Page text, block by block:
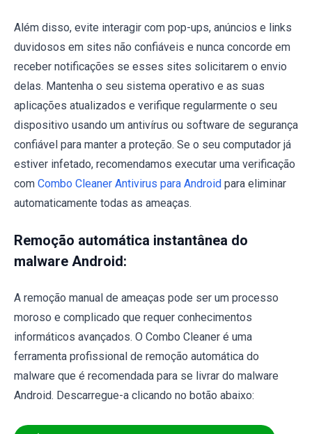
Além disso, evite interagir com pop-ups, anúncios e links
duvidosos em sites não confiáveis e nunca concorde em
receber notificações se esses sites solicitarem o envio
delas. Mantenha o seu sistema operativo e as suas
aplicações atualizados e verifique regularmente o seu
dispositivo usando um antivírus ou software de segurança
confiável para manter a proteção. Se o seu computador já
estiver infetado, recomendamos executar uma verificação
com Combo Cleaner Antivirus para Android para eliminar
automaticamente todas as ameaças.
Remoção automática instantânea do
malware Android:
A remoção manual de ameaças pode ser um processo
moroso e complicado que requer conhecimentos
informáticos avançados. O Combo Cleaner é uma
ferramenta profissional de remoção automática do
malware que é recomendada para se livrar do malware
Android. Descarregue-a clicando no botão abaixo: